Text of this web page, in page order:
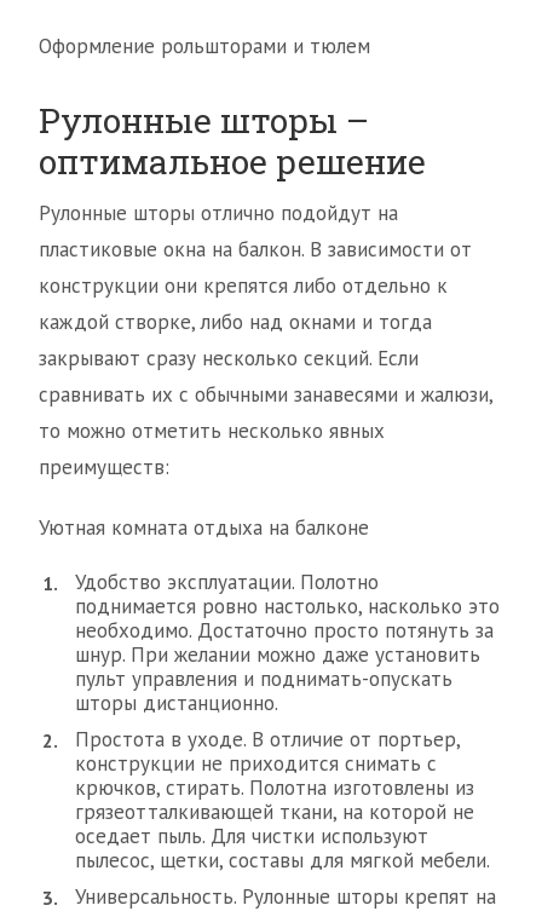
Оформление рольшторами и тюлем
Рулонные шторы –
оптимальное решение
Рулонные шторы отлично подойдут на
пластиковые окна на балкон. В зависимости от
конструкции они крепятся либо отдельно к
каждой створке, либо над окнами и тогда
закрывают сразу несколько секций. Если
сравнивать их с обычными занавесями и жалюзи,
то можно отметить несколько явных
преимуществ:
Уютная комната отдыха на балконе
Удобство эксплуатации. Полотно
поднимается ровно настолько, насколько это
необходимо. Достаточно просто потянуть за
шнур. При желании можно даже установить
пульт управления и поднимать-опускать
шторы дистанционно.
Простота в уходе. В отличие от портьер,
конструкции не приходится снимать с
крючков, стирать. Полотна изготовлены из
грязеотталкивающей ткани, на которой не
оседает пыль. Для чистки используют
пылесос, щетки, составы для мягкой мебели.
Универсальность. Рулонные шторы крепят на